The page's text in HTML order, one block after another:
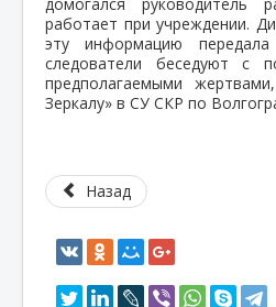
работает при учреждении.
эту информацию
следователи беседуют с
предполагаемыми
Зеркалу» в СУ СКР по
Назад